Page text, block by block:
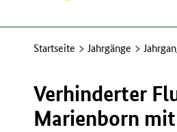
Startseite Jahrgänge
Verhinderter
Marienborn